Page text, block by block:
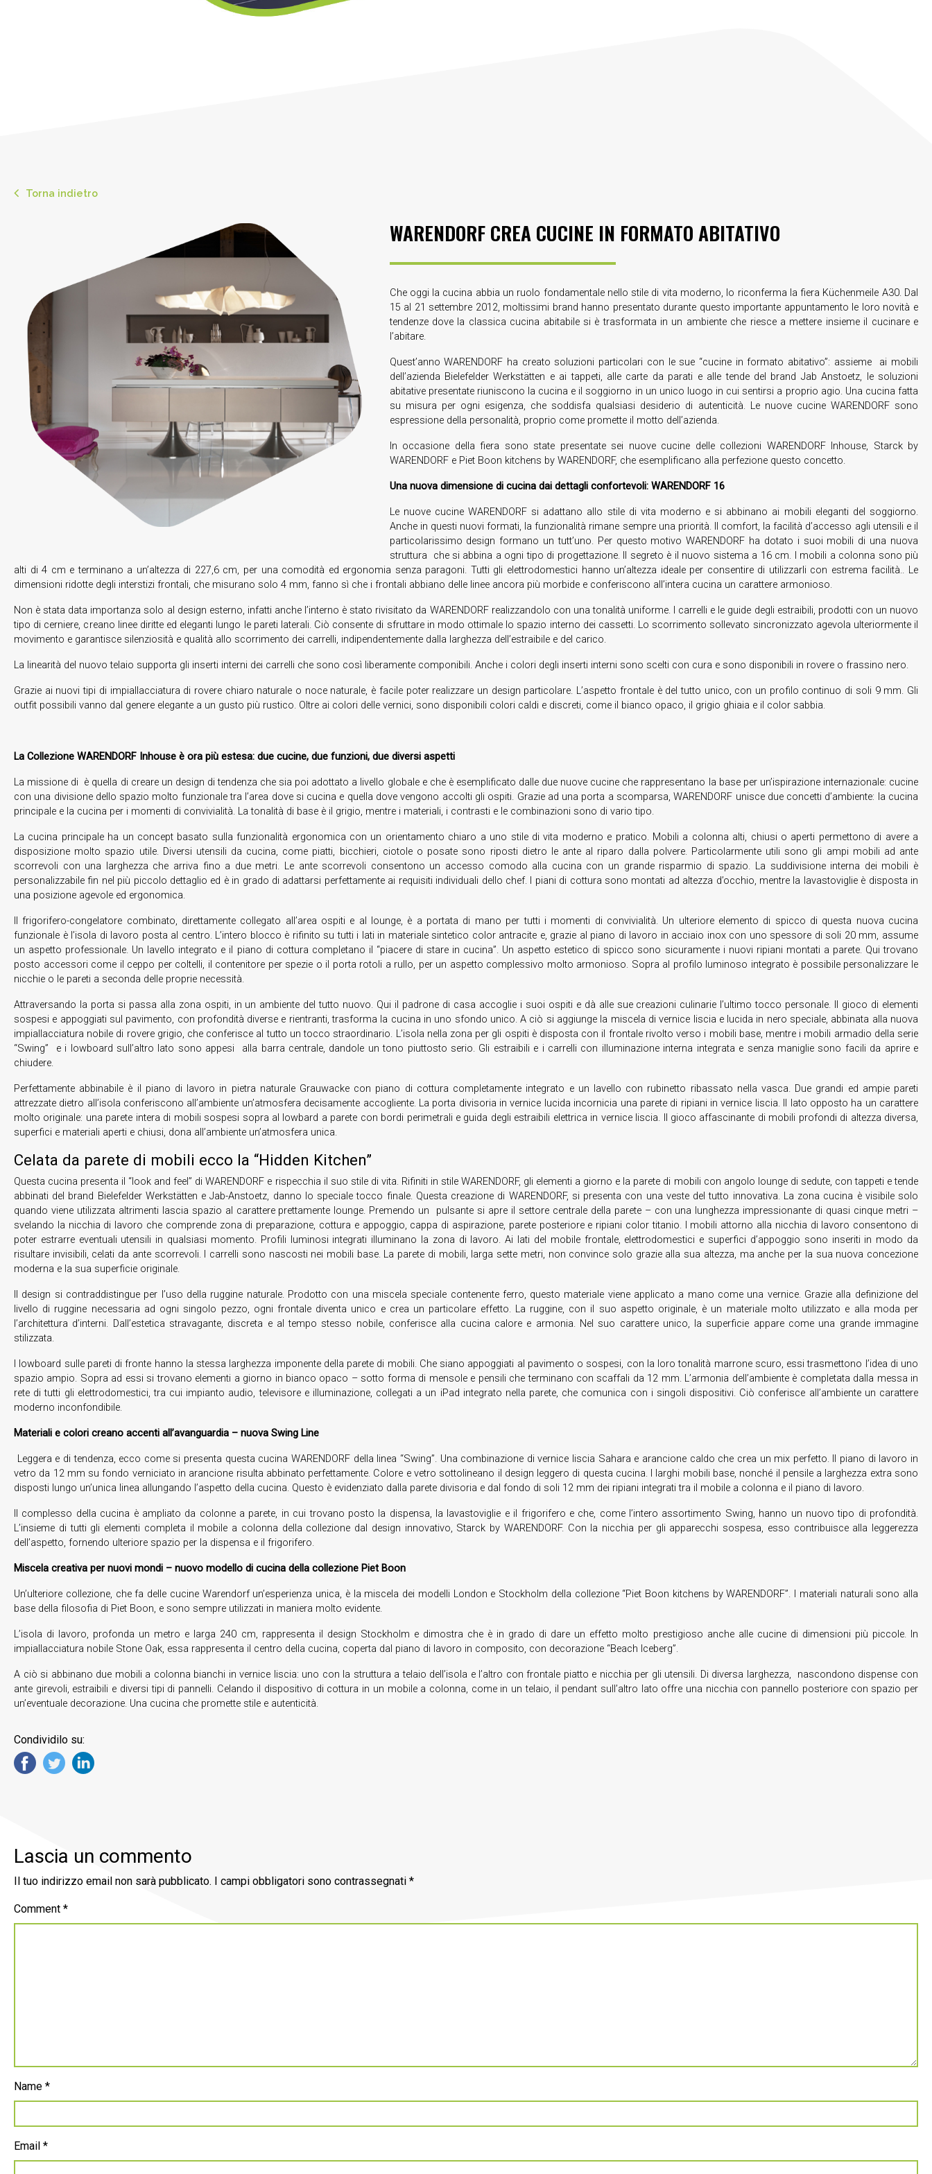
Torna indietro
WARENDORF CREA CUCINE IN FORMATO ABITATIVO
Che oggi la cucina abbia un ruolo fondamentale nello stile di vita moderno, lo riconferma la fiera Küchenmeile A30. Dal
15 al 21 settembre 2012, moltissimi brand hanno presentato durante questo importante appuntamento le loro novità e
tendenze dove la classica cucina abitabile si è trasformata in un ambiente che riesce a mettere insieme il cucinare e
l’abitare.
Quest’anno WARENDORF ha creato soluzioni particolari con le sue “cucine in formato abitativo”: assieme ai mobili
dell’azienda Bielefelder Werkstätten e ai tappeti, alle carte da parati e alle tende del brand Jab Anstoetz, le soluzioni
abitative presentate riuniscono la cucina e il soggiorno in un unico luogo in cui sentirsi a proprio agio. Una cucina fatta
su misura per ogni esigenza, che soddisfa qualsiasi desiderio di autenticità. Le nuove cucine WARENDORF sono
espressione della personalità, proprio come promette il motto dell’azienda.
In occasione della fiera sono state presentate sei nuove cucine delle collezioni WARENDORF Inhouse, Starck by
WARENDORF e Piet Boon kitchens by WARENDORF, che esemplificano alla perfezione questo concetto.
Una nuova dimensione di cucina dai dettagli confortevoli: WARENDORF 16
Le nuove cucine WARENDORF si adattano allo stile di vita moderno e si abbinano ai mobili eleganti del soggiorno.
Anche in questi nuovi formati, la funzionalità rimane sempre una priorità. Il comfort, la facilità d’accesso agli utensili e il
particolarissimo design formano un tutt’uno. Per questo motivo WARENDORF ha dotato i suoi mobili di una nuova
struttura che si abbina a ogni tipo di progettazione. Il segreto è il nuovo sistema a 16 cm. I mobili a colonna sono più
alti di 4 cm e terminano a un’altezza di 227,6 cm, per una comodità ed ergonomia senza paragoni. Tutti gli elettrodomestici hanno un’altezza ideale per consentire di utilizzarli con estrema facilità.. Le
dimensioni ridotte degli interstizi frontali, che misurano solo 4 mm, fanno sì che i frontali abbiano delle linee ancora più morbide e conferiscono all’intera cucina un carattere armonioso.
Non è stata data importanza solo al design esterno, infatti anche l’interno è stato rivisitato da WARENDORF realizzandolo con una tonalità uniforme. I carrelli e le guide degli estraibili, prodotti con un nuovo
tipo di cerniere, creano linee diritte ed eleganti lungo le pareti laterali. Ciò consente di sfruttare in modo ottimale lo spazio interno dei cassetti. Lo scorrimento sollevato sincronizzato agevola ulteriormente il
movimento e garantisce silenziosità e qualità allo scorrimento dei carrelli, indipendentemente dalla larghezza dell’estraibile e del carico.
La linearità del nuovo telaio supporta gli inserti interni dei carrelli che sono così liberamente componibili. Anche i colori degli inserti interni sono scelti con cura e sono disponibili in rovere o frassino nero.
Grazie ai nuovi tipi di impiallacciatura di rovere chiaro naturale o noce naturale, è facile poter realizzare un design particolare. L’aspetto frontale è del tutto unico, con un profilo continuo di soli 9 mm. Gli
outfit possibili vanno dal genere elegante a un gusto più rustico. Oltre ai colori delle vernici, sono disponibili colori caldi e discreti, come il bianco opaco, il grigio ghiaia e il color sabbia.
La Collezione WARENDORF Inhouse è ora più estesa: due cucine, due funzioni, due diversi aspetti
La missione di è quella di creare un design di tendenza che sia poi adottato a livello globale e che è esemplificato dalle due nuove cucine che rappresentano la base per un’ispirazione internazionale: cucine
con una divisione dello spazio molto funzionale tra l’area dove si cucina e quella dove vengono accolti gli ospiti. Grazie ad una porta a scomparsa, WARENDORF unisce due concetti d’ambiente: la cucina
principale e la cucina per i momenti di convivialità. La tonalità di base è il grigio, mentre i materiali, i contrasti e le combinazioni sono di vario tipo.
La cucina principale ha un concept basato sulla funzionalità ergonomica con un orientamento chiaro a uno stile di vita moderno e pratico. Mobili a colonna alti, chiusi o aperti permettono di avere a
disposizione molto spazio utile. Diversi utensili da cucina, come piatti, bicchieri, ciotole o posate sono riposti dietro le ante al riparo dalla polvere. Particolarmente utili sono gli ampi mobili ad ante
scorrevoli con una larghezza che arriva fino a due metri. Le ante scorrevoli consentono un accesso comodo alla cucina con un grande risparmio di spazio. La suddivisione interna dei mobili è
personalizzabile fin nel più piccolo dettaglio ed è in grado di adattarsi perfettamente ai requisiti individuali dello chef. I piani di cottura sono montati ad altezza d’occhio, mentre la lavastoviglie è disposta in
una posizione agevole ed ergonomica.
Il frigorifero-congelatore combinato, direttamente collegato all’area ospiti e al lounge, è a portata di mano per tutti i momenti di convivialità. Un ulteriore elemento di spicco di questa nuova cucina
funzionale è l’isola di lavoro posta al centro. L’intero blocco è rifinito su tutti i lati in materiale sintetico color antracite e, grazie al piano di lavoro in acciaio inox con uno spessore di soli 20 mm, assume
un aspetto professionale. Un lavello integrato e il piano di cottura completano il “piacere di stare in cucina”. Un aspetto estetico di spicco sono sicuramente i nuovi ripiani montati a parete. Qui trovano
posto accessori come il ceppo per coltelli, il contenitore per spezie o il porta rotoli a rullo, per un aspetto complessivo molto armonioso. Sopra al profilo luminoso integrato è possibile personalizzare le
nicchie o le pareti a seconda delle proprie necessità.
Attraversando la porta si passa alla zona ospiti, in un ambiente del tutto nuovo. Qui il padrone di casa accoglie i suoi ospiti e dà alle sue creazioni culinarie l’ultimo tocco personale. Il gioco di elementi
sospesi e appoggiati sul pavimento, con profondità diverse e rientranti, trasforma la cucina in uno sfondo unico. A ciò si aggiunge la miscela di vernice liscia e lucida in nero speciale, abbinata alla nuova
impiallacciatura nobile di rovere grigio, che conferisce al tutto un tocco straordinario. L’isola nella zona per gli ospiti è disposta con il frontale rivolto verso i mobili base, mentre i mobili armadio della serie
“Swing” e i lowboard sull’altro lato sono appesi alla barra centrale, dandole un tono piuttosto serio. Gli estraibili e i carrelli con illuminazione interna integrata e senza maniglie sono facili da aprire e
chiudere.
Perfettamente abbinabile è il piano di lavoro in pietra naturale Grauwacke con piano di cottura completamente integrato e un lavello con rubinetto ribassato nella vasca. Due grandi ed ampie pareti
attrezzate dietro all’isola conferiscono all’ambiente un’atmosfera decisamente accogliente. La porta divisoria in vernice lucida incornicia una parete di ripiani in vernice liscia. Il lato opposto ha un carattere
molto originale: una parete intera di mobili sospesi sopra al lowbard a parete con bordi perimetrali e guida degli estraibili elettrica in vernice liscia. Il gioco affascinante di mobili profondi di altezza diversa,
superfici e materiali aperti e chiusi, dona all’ambiente un’atmosfera unica.
Celata da parete di mobili ecco la “Hidden Kitchen”
Questa cucina presenta il “look and feel” di WARENDORF e rispecchia il suo stile di vita. Rifiniti in stile WARENDORF, gli elementi a giorno e la parete di mobili con angolo lounge di sedute, con tappeti e tende
abbinati del brand Bielefelder Werkstätten e Jab-Anstoetz, danno lo speciale tocco finale. Questa creazione di WARENDORF, si presenta con una veste del tutto innovativa. La zona cucina è visibile solo
quando viene utilizzata altrimenti lascia spazio al carattere prettamente lounge. Premendo un pulsante si apre il settore centrale della parete – con una lunghezza impressionante di quasi cinque metri –
svelando la nicchia di lavoro che comprende zona di preparazione, cottura e appoggio, cappa di aspirazione, parete posteriore e ripiani color titanio. I mobili attorno alla nicchia di lavoro consentono di
poter estrarre eventuali utensili in qualsiasi momento. Profili luminosi integrati illuminano la zona di lavoro. Ai lati del mobile frontale, elettrodomestici e superfici d’appoggio sono inseriti in modo da
risultare invisibili, celati da ante scorrevoli. I carrelli sono nascosti nei mobili base. La parete di mobili, larga sette metri, non convince solo grazie alla sua altezza, ma anche per la sua nuova concezione
moderna e la sua superficie originale.
Il design si contraddistingue per l’uso della ruggine naturale. Prodotto con una miscela speciale contenente ferro, questo materiale viene applicato a mano come una vernice. Grazie alla definizione del
livello di ruggine necessaria ad ogni singolo pezzo, ogni frontale diventa unico e crea un particolare effetto. La ruggine, con il suo aspetto originale, è un materiale molto utilizzato e alla moda per
l’architettura d’interni. Dall’estetica stravagante, discreta e al tempo stesso nobile, conferisce alla cucina calore e armonia. Nel suo carattere unico, la superficie appare come una grande immagine
stilizzata.
I lowboard sulle pareti di fronte hanno la stessa larghezza imponente della parete di mobili. Che siano appoggiati al pavimento o sospesi, con la loro tonalità marrone scuro, essi trasmettono l’idea di uno
spazio ampio. Sopra ad essi si trovano elementi a giorno in bianco opaco – sotto forma di mensole e pensili che terminano con scaffali da 12 mm. L’armonia dell’ambiente è completata dalla messa in
rete di tutti gli elettrodomestici, tra cui impianto audio, televisore e illuminazione, collegati a un iPad integrato nella parete, che comunica con i singoli dispositivi. Ciò conferisce all’ambiente un carattere
moderno inconfondibile.
Materiali e colori creano accenti all’avanguardia – nuova Swing Line
Leggera e di tendenza, ecco come si presenta questa cucina WARENDORF della linea “Swing”. Una combinazione di vernice liscia Sahara e arancione caldo che crea un mix perfetto. Il piano di lavoro in
vetro da 12 mm su fondo verniciato in arancione risulta abbinato perfettamente. Colore e vetro sottolineano il design leggero di questa cucina. I larghi mobili base, nonché il pensile a larghezza extra sono
disposti lungo un’unica linea allungando l’aspetto della cucina. Questo è evidenziato dalla parete divisoria e dal fondo di soli 12 mm dei ripiani integrati tra il mobile a colonna e il piano di lavoro.
Il complesso della cucina è ampliato da colonne a parete, in cui trovano posto la dispensa, la lavastoviglie e il frigorifero e che, come l’intero assortimento Swing, hanno un nuovo tipo di profondità.
L’insieme di tutti gli elementi completa il mobile a colonna della collezione dal design innovativo, Starck by WARENDORF. Con la nicchia per gli apparecchi sospesa, esso contribuisce alla leggerezza
dell’aspetto, fornendo ulteriore spazio per la dispensa e il frigorifero.
Miscela creativa per nuovi mondi – nuovo modello di cucina della collezione Piet Boon
Un’ulteriore collezione, che fa delle cucine Warendorf un’esperienza unica, è la miscela dei modelli London e Stockholm della collezione “Piet Boon kitchens by WARENDORF”. I materiali naturali sono alla
base della filosofia di Piet Boon, e sono sempre utilizzati in maniera molto evidente.
L’isola di lavoro, profonda un metro e larga 240 cm, rappresenta il design Stockholm e dimostra che è in grado di dare un effetto molto prestigioso anche alle cucine di dimensioni più piccole. In
impiallacciatura nobile Stone Oak, essa rappresenta il centro della cucina, coperta dal piano di lavoro in composito, con decorazione “Beach Iceberg”.
A ciò si abbinano due mobili a colonna bianchi in vernice liscia: uno con la struttura a telaio dell’isola e l’altro con frontale piatto e nicchia per gli utensili. Di diversa larghezza, nascondono dispense con
ante girevoli, estraibili e diversi tipi di pannelli. Celando il dispositivo di cottura in un mobile a colonna, come in un telaio, il pendant sull’altro lato offre una nicchia con pannello posteriore con spazio per
un’eventuale decorazione. Una cucina che promette stile e autenticità.
Condividilo su:
Lascia un commento
Il tuo indirizzo email non sarà pubblicato. I campi obbligatori sono contrassegnati *
Comment *
Name *
Email *